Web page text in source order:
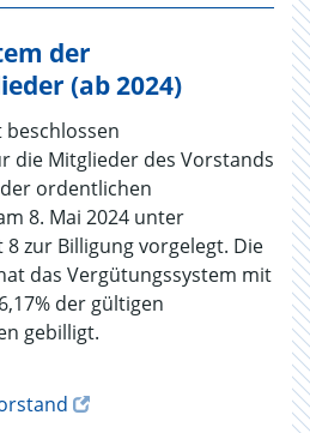
der
(ab 2024)
die Mitglieder des Vorstands
der ordentlichen
8. Mai 2024 unter
zur Billigung vorgelegt. Die
das Vergütungssystem mit
der gültigen
gebilligt.